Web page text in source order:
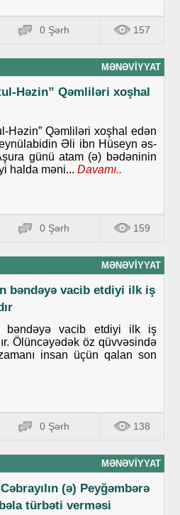
0 Şərh 157
MƏNƏVIYYAT
Həzin” Qəmliləri xoşhal
Həzin” Qəmliləri xoşhal edən
Əli ibn Hüseyn əs-
günü atam (ə) bədəninin
halda məni... Davamı..
0 Şərh 159
MƏNƏVIYYAT
bəndəyə vacib etdiyi ilk iş
bəndəyə vacib etdiyi ilk iş
Ölüncəyədək öz qüvvəsində
insan üçün qalan son
0 Şərh 138
MƏNƏVIYYAT
(ə) Peyğəmbərə
türbəti verməsi